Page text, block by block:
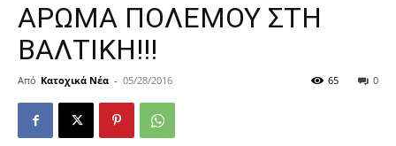
ΑΡΩΜΑ ΠΟΛΕΜΟΥ ΣΤΗ
ΒΑΛΤΙΚΗ!!!
Από Κατοχικά Νέα - 05/28/2016 0
65